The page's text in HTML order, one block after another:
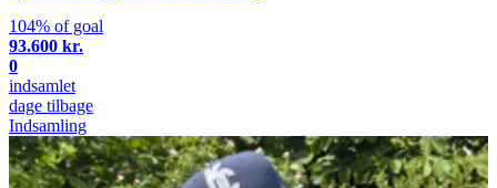
104% of goal
93.600 kr.
0
indsamlet
dage tilbage
Indsamling